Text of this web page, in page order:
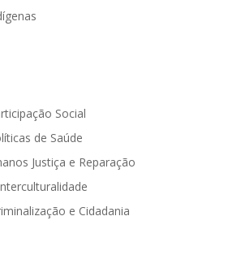
Social
de Saúde
Justiça e Reparação
e Cidadania